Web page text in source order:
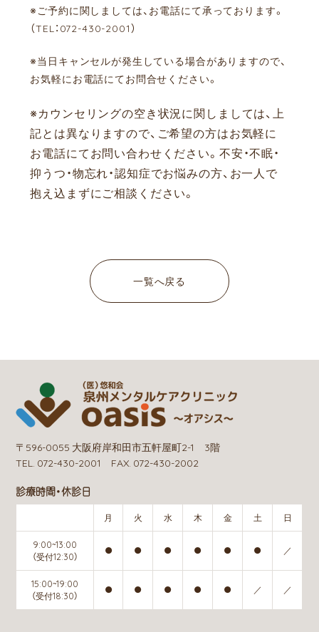
※ご予約に関しましては、お電話にて承っております。
（TEL：072-430-2001）
※当日キャンセルが発生している場合がありますので、
お気軽にお電話にてお問合せください。
※カウンセリングの空き状況に関しましては、上
記とは異なりますので、ご希望の方はお気軽に
お電話にてお問い合わせください。 不安・不眠・
抑うつ・物忘れ・認知症でお悩みの方、お一人で
抱え込まずにご相談ください。
一覧へ戻る
〒596-0055 大阪府岸和田市五軒屋町2-1 3階
TEL. 072-430-2001 FAX. 072-430-2002
診療時間・休診日
月 火 水 木 金 土 日
9:00~13:00
（受付12:30）
● ● ● ● ● ● ／
15:00~19:00
（受付18:30）
● ● ● ● ● ／ ／